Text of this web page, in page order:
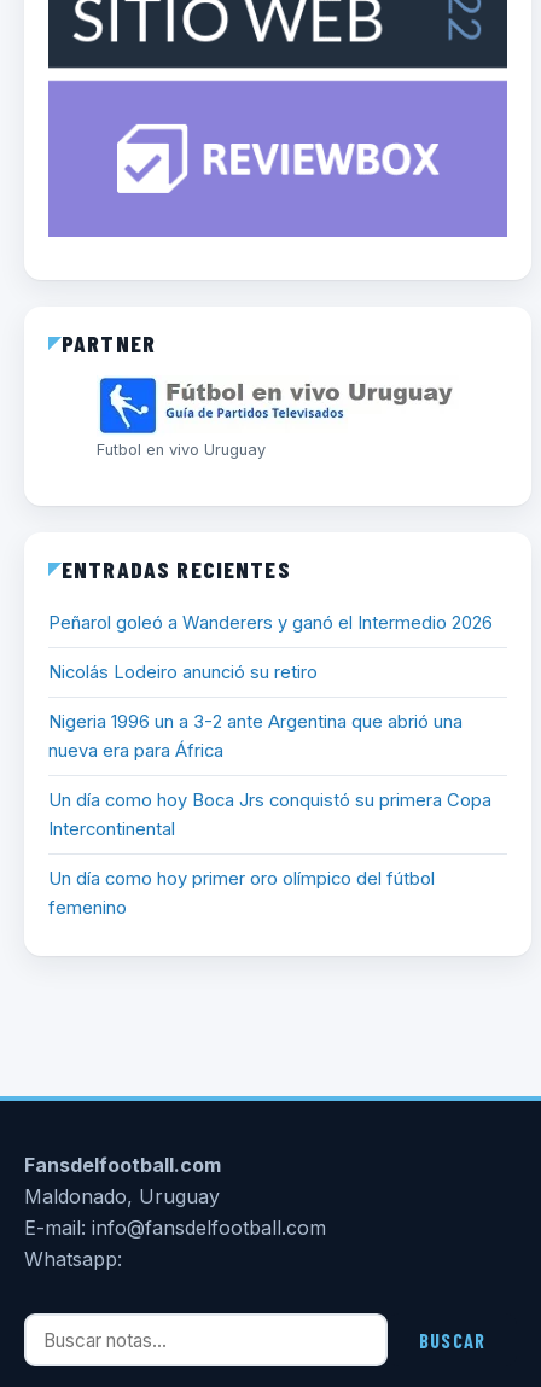
PARTNER
Futbol en vivo Uruguay
ENTRADAS RECIENTES
Peñarol goleó a Wanderers y ganó el Intermedio 2026
Nicolás Lodeiro anunció su retiro
Nigeria 1996 un a 3-2 ante Argentina que abrió una
nueva era para África
Un día como hoy Boca Jrs conquistó su primera Copa
Intercontinental
Un día como hoy primer oro olímpico del fútbol
femenino
Fansdelfootball.com
Maldonado, Uruguay
E-mail: info@fansdelfootball.com
Whatsapp:
Buscar notas BUSCAR